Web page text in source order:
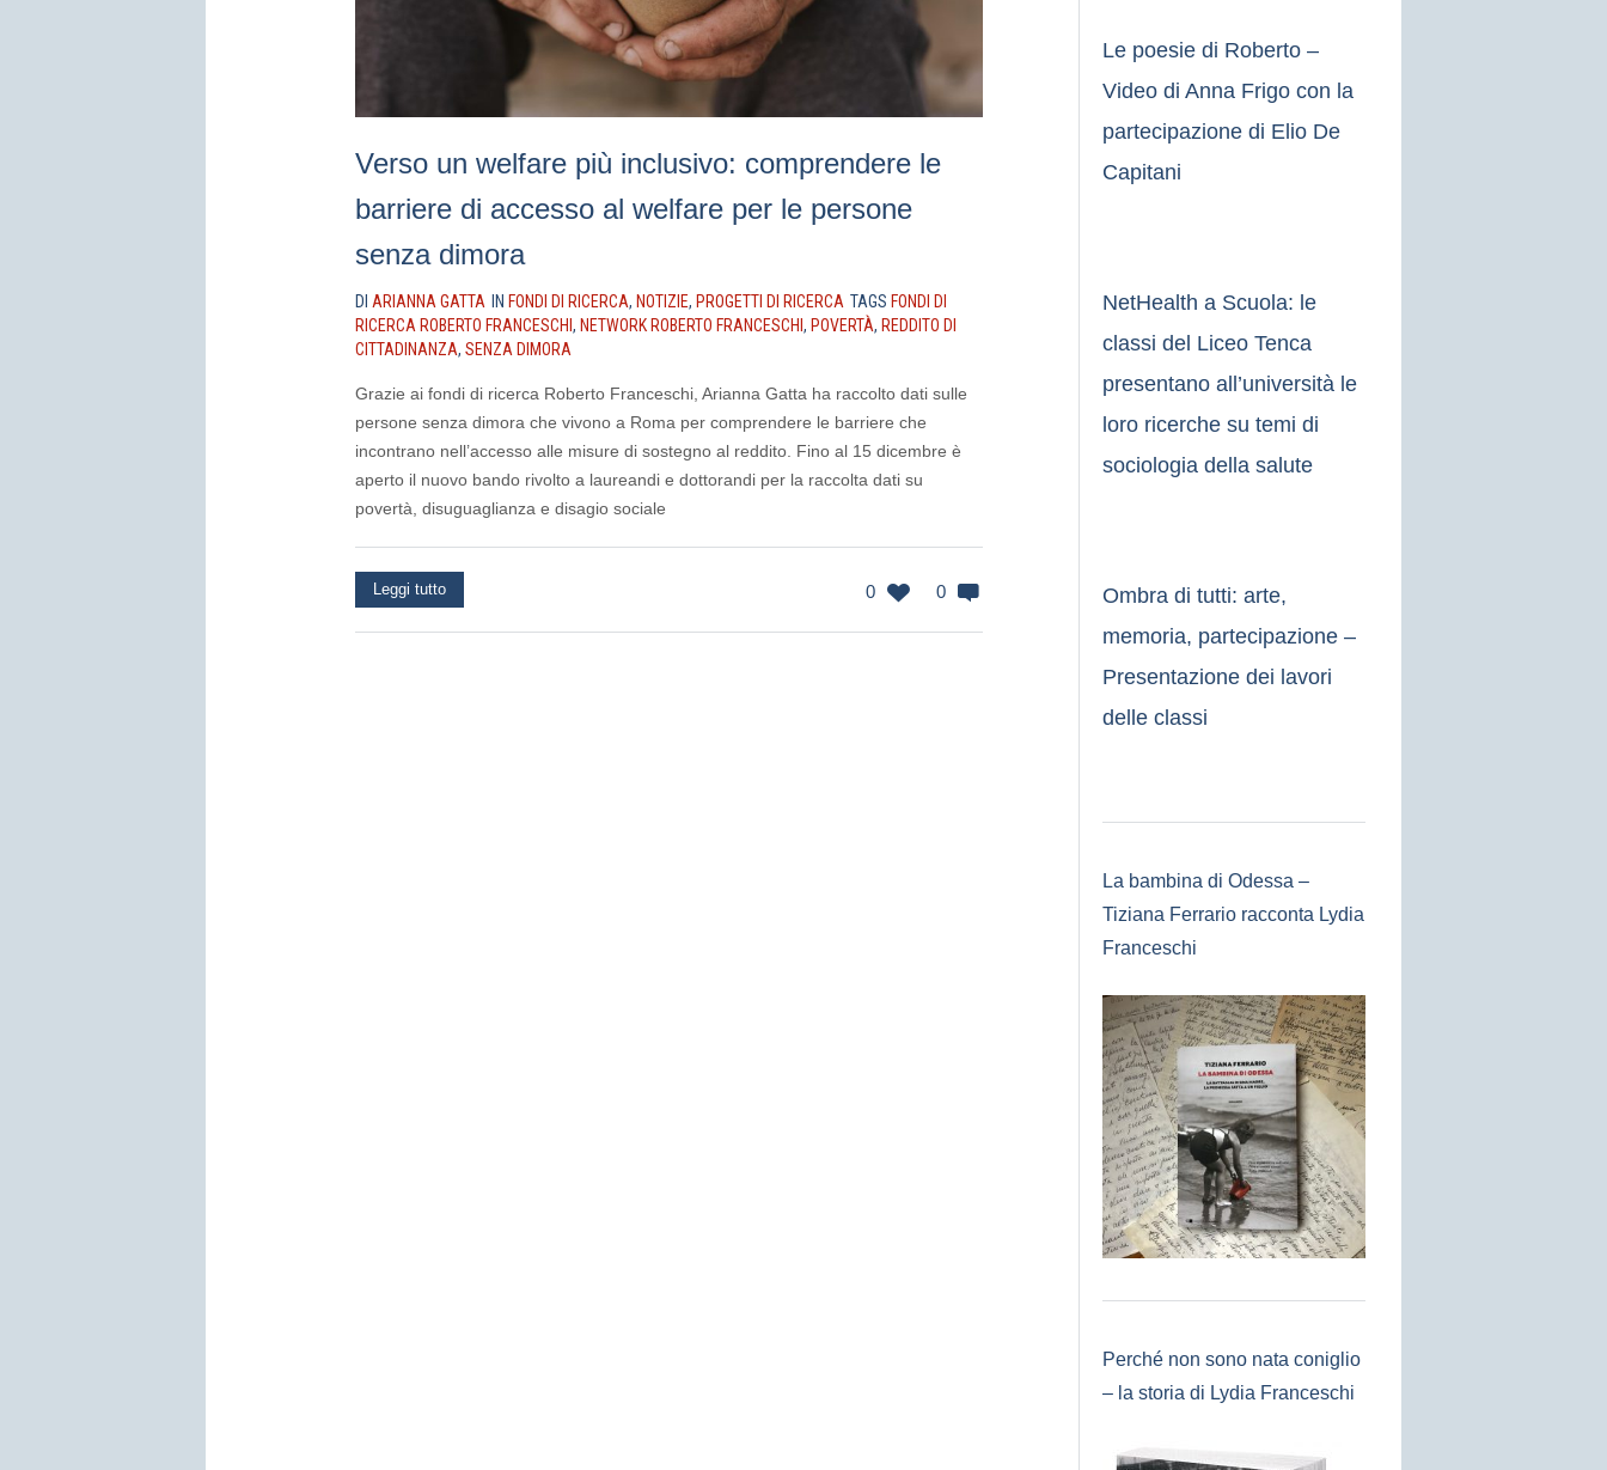
Verso un welfare più inclusivo: comprendere le
barriere di accesso al welfare per le persone
senza dimora
DI ARIANNA GATTA IN FONDI DI RICERCA, NOTIZIE, PROGETTI DI RICERCA TAGS FONDI DI
RICERCA ROBERTO FRANCESCHI , NETWORK ROBERTO FRANCESCHI , POVERTÀ, REDDITO DI
CITTADINANZA, SENZA DIMORA
Grazie ai fondi di ricerca Roberto Franceschi, Arianna Gatta ha raccolto dati sulle
persone senza dimora che vivono a Roma per comprendere le barriere che
incontrano nell’accesso alle misure di sostegno al reddito. Fino al 15 dicembre è
aperto il nuovo bando rivolto a laureandi e dottorandi per la raccolta dati su
povertà, disuguaglianza e disagio sociale
0 0
Leggi tutto
Le poesie di Roberto –
Video di Anna Frigo con la
partecipazione di Elio De
Capitani
NetHealth a Scuola: le
classi del Liceo Tenca
presentano all’università le
loro ricerche su temi di
sociologia della salute
Ombra di tutti: arte,
memoria, partecipazione –
Presentazione dei lavori
delle classi
La bambina di Odessa –
Tiziana Ferrario racconta Lydia
Franceschi
Perché non sono nata coniglio
– la storia di Lydia Franceschi